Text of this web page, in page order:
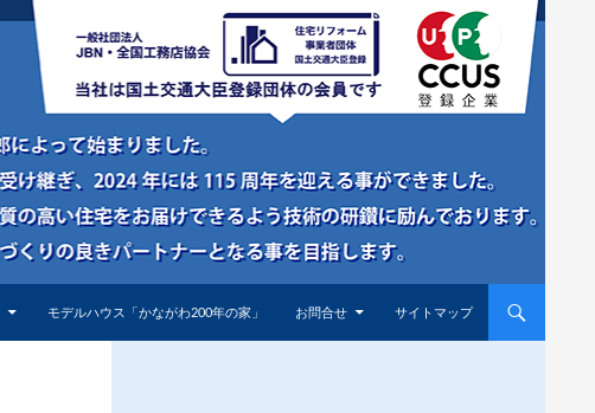
モデルハウス「かながわ200年の家」 お問合せ サイトマップ